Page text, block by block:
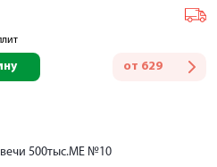
от 629
500тыс.МЕ №10